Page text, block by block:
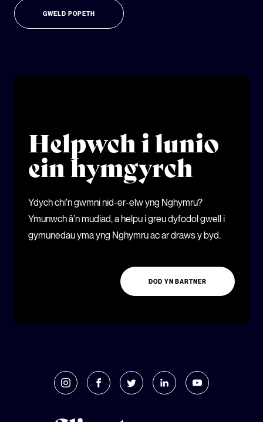
GWELD POPETH
Helpwch i lunio
ein hymgyrch
Ydych chi’n gwmni nid-er-elw yng Nghymru?
Ymunwch â’n mudiad, a helpu i greu dyfodol gwell i
gymunedau yma yng Nghymru ac ar draws y byd.
DOD YN BARTNER